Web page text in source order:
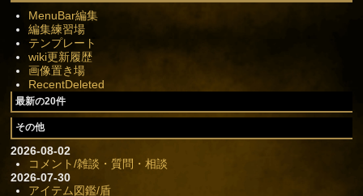
MenuBar編集
編集練習場
テンプレート
wiki更新履歴
画像置き場
RecentDeleted
最新の20件
その他
2026-08-02
コメント/雑談・質問・相談
2026-07-30
アイテム図鑑/盾